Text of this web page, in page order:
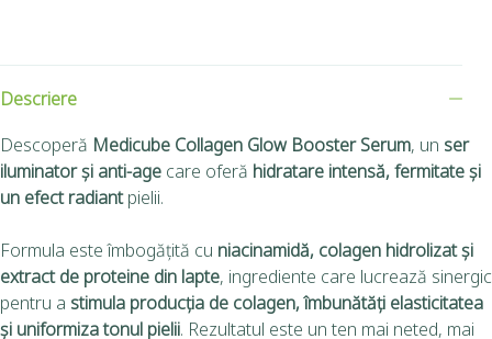
Descriere
Descoperă Medicube Collagen Glow Booster Serum, un ser
iluminator și anti-age care oferă hidratare intensă, fermitate și
un efect radiantpielii.
Formula este îmbogățită cu niacinamidă, colagen hidrolizat și
extract de proteine din lapte, ingrediente care lucrează sinergic
pentru a stimula producția de colagen, îmbunătăți elasticitatea
și uniformiza tonul pielii. Rezultatul este un ten mai neted, mai